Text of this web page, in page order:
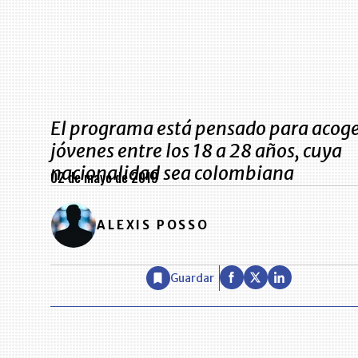
El programa está pensado para
jóvenes entre los 18 a 28 años, cuya
nacionalidad sea colombiana
02 de mayo de 2019
ALEXIS POSSO
Guardar